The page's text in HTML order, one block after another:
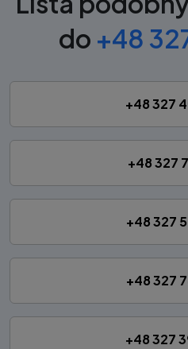
do +48
+48 327
+48 327
+48 327
+48 327
+48 327